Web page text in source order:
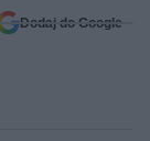
Dodaj do Google